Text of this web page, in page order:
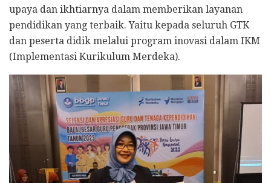
upaya dan ikhtiarnya dalam memberikan layanan
pendidikan yang terbaik. Yaitu kepada seluruh GTK
dan peserta didik melalui program inovasi dalam IKM
(Implementasi Kurikulum Merdeka).